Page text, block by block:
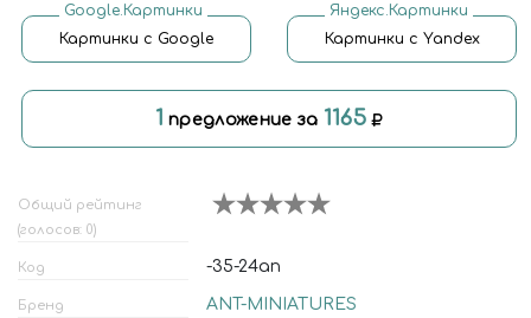
Google.Картинки
Картинки с Google
Яндекс.Картинки
Картинки с Yandex
1 предложение за 1165
Общий рейтинг
(голосов: 0)
Код -35-24an
Бренд ANT-MINIATURES